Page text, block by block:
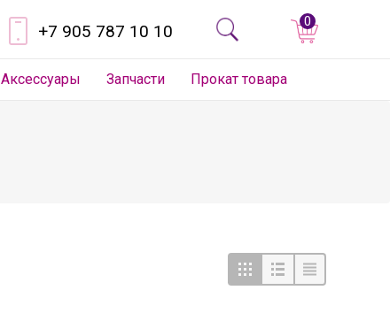
+7 905 787 10 10 0
Аксессуары Запчасти Прокат товара